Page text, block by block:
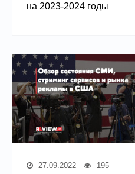
на 2023-2024 годы
27.09.2022 195